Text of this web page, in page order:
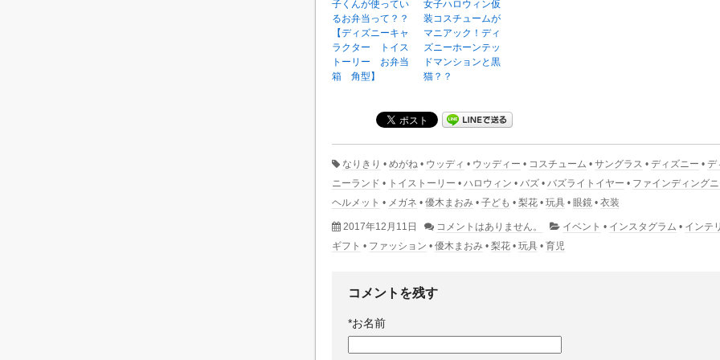
子くんが使ってい
るお弁当って？？
【ディズニーキャ
ラクター トイス
トーリー お弁当
箱 角型】
女子ハロウィン仮
装コスチュームが
マニアック！ディ
ズニーホーンテッ
ドマンションと黒
猫？？
なりきり • めがね • ウッディ • ウッディー • コスチューム • サングラス • ディズニー • デ
ニーランド • トイストーリー • ハロウィン • バズ • バズライトイヤー • ファインディング
ヘルメット • メガネ • 優木まおみ • 子ども • 梨花 • 玩具 • 眼鏡 • 衣装
2017年12月11日 コメントはありません。 イベント • インスタグラム • インテ
ギフト • ファッション • 優木まおみ • 梨花 • 玩具 • 育児
コメントを残す
*お名前